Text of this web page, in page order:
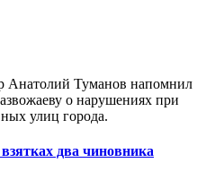
Анатолий Туманов напомнил
о нарушениях при
улиц города.
два чиновника